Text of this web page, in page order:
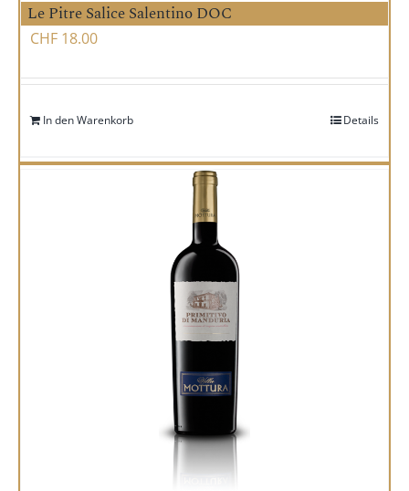
Le Pitre Salice Salentino DOC
CHF 18.00
In den Warenkorb Details